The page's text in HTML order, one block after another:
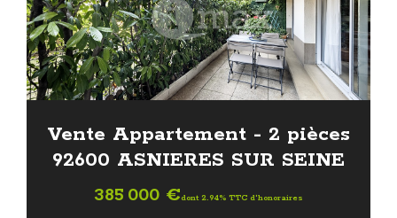
Vente Appartement - 2 pièces
92600 ASNIERES SUR SEINE
385 000 €dont 2.94% TTC d'honoraires